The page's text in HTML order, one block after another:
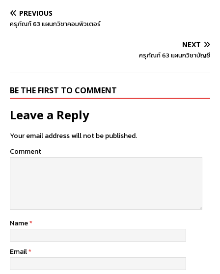
PREVIOUS
ครุภัณฑ์ 63 แผนกวิชาคอมพิวเตอร์
NEXT
ครุภัณฑ์ 63 แผนกวิชาบัญชี
BE THE FIRST TO COMMENT
Leave a Reply
Your email address will not be published.
Comment
Name*
Email*